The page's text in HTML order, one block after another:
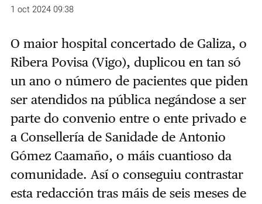
1 oct 2024 09:38
O maior hospital concertado de Galiza, o
Ribera Povisa (Vigo), duplicou en tan só
un ano o número de pacientes que piden
ser atendidos na pública negándose a ser
parte do convenio entre o ente privado e
a Consellería de Sanidade de Antonio
Gómez Caamaño, o máis cuantioso da
comunidade. Así o conseguiu contrastar
esta redacción tras máis de seis meses de